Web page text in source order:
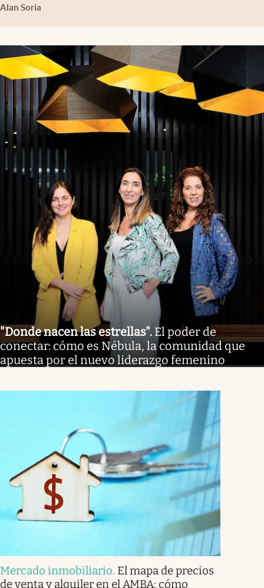
Alan Soria
"Donde nacen las estrellas". El poder de
conectar: cómo es Nébula, la comunidad que
apuesta por el nuevo liderazgo femenino
Mercado inmobiliario. El mapa de precios
de venta y alquiler en el AMBA: cómo